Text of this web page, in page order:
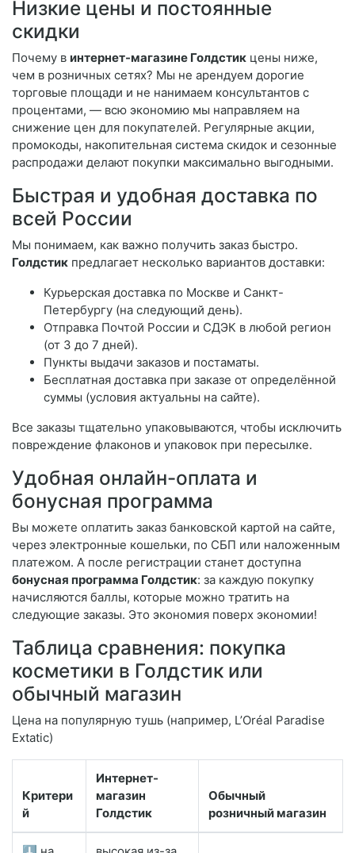
Низкие цены и постоянные
скидки
Почему в интернет-магазине Голдстик цены ниже,
чем в розничных сетях? Мы не арендуем дорогие
торговые площади и не нанимаем консультантов с
процентами, — всю экономию мы направляем на
снижение цен для покупателей. Регулярные акции,
промокоды, накопительная система скидок и сезонные
распродажи делают покупки максимально выгодными.
Быстрая и удобная доставка по
всей России
Мы понимаем, как важно получить заказ быстро.
Голдстик предлагает несколько вариантов доставки:
Курьерская доставка по Москве и Санкт-
Петербургу (на следующий день).
Отправка Почтой России и СДЭК в любой регион
(от 3 до 7 дней).
Пункты выдачи заказов и постаматы.
Бесплатная доставка при заказе от определённой
суммы (условия актуальны на сайте).
Все заказы тщательно упаковываются, чтобы исключить
повреждение флаконов и упаковок при пересылке.
Удобная онлайн-оплата и
бонусная программа
Вы можете оплатить заказ банковской картой на сайте,
через электронные кошельки, по СБП или наложенным
платежом. А после регистрации станет доступна
бонусная программа Голдстик: за каждую покупку
начисляются баллы, которые можно тратить на
следующие заказы. Это экономия поверх экономии!
Таблица сравнения: покупка
косметики в Голдстик или
обычный магазин
Цена на популярную тушь (например, L’Oréal Paradise
Extatic)
Критери
й
Интернет-
магазин
Голдстик
Обычный
розничный магазин